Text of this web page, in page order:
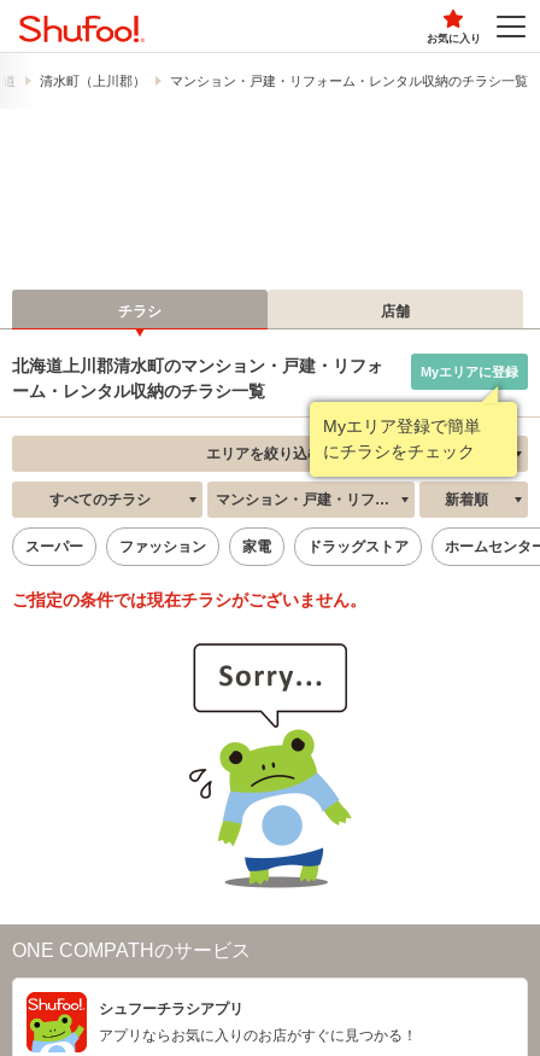
お気に入り
清水町（上川郡） マンション・戸建・リフォーム・レンタル収納のチラシ一覧
チラシ 店舗
北海道上川郡清水町のマンション・戸建・リフォ
ーム・レンタル収納のチラシ一覧
Myエリア登録で簡単
にチラシをチェック
Myエリアに登録
エリアを絞り込む
すべてのチラシ マンション・戸建・リフォーム・レンタル収納 新着順
スーパー ファッション 家電 ドラッグストア ホームセンタ
ご指定の条件では現在チラシがございません。
ONE COMPATHのサービス
シュフーチラシアプリ
アプリならお気に入りのお店がすぐに見つかる！